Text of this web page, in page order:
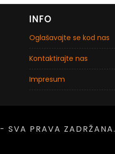
INFO
Oglašavajte se kod nas
Kontaktirajte nas
Impresum
- SVA PRAVA ZADRŽANA.